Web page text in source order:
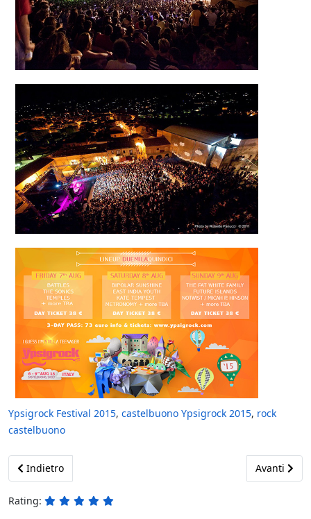
Ypsigrock Festival 2015, castelbuono Ypsigrock 2015, rock
castelbuono
Previous article: Street Food Festival a Cefalù - 29 Agosto 2015
Indietro Next
Avanti
Rating: